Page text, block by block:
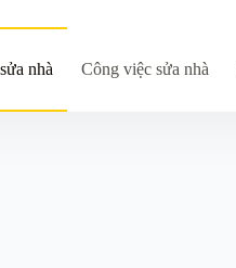
nhà Công việc sửa nhà